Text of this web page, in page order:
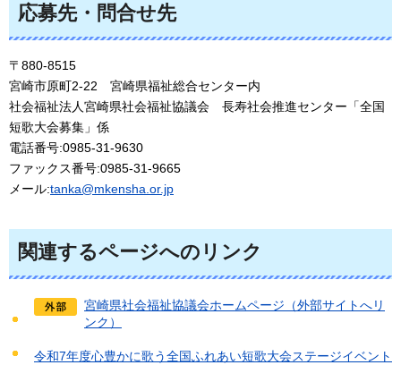
応募先・問合せ先
〒880-8515
宮崎市原町2-22
宮崎県福祉総合センター内
社会福祉法人宮崎県社会福祉協議会
長寿社会推進センター「全国
短歌大会募集」係
電話番号:0985-31-9630
ファックス番号:0985-31-9665
メール:tanka@mkensha.or.jp
関連するページへのリンク
宮崎県社会福祉協議会ホームページ（外部サイトへリ
ンク）
令和7年度心豊かに歌う全国ふれあい短歌大会ステージイベント